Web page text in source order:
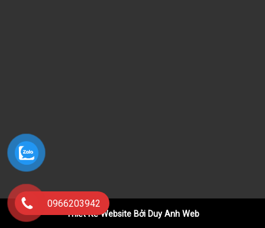
0966203942
Thiết Kế Website Bởi Duy Anh Web